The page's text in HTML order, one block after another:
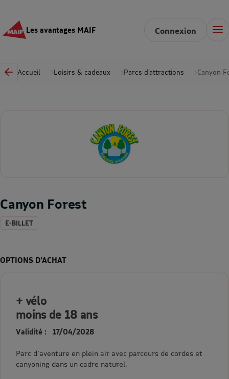
Les avantages MAIF Connexion
Accueil Loisirs & cadeaux Parcs d’attractions Canyon
Canyon Forest
E-BILLET
OPTIONS D’ACHAT
+ vélo
moins de 18 ans
Validité : 17/04/2028
Parc d'aventure en plein air avec parcours de cordes et
canyoning dans un cadre naturel.